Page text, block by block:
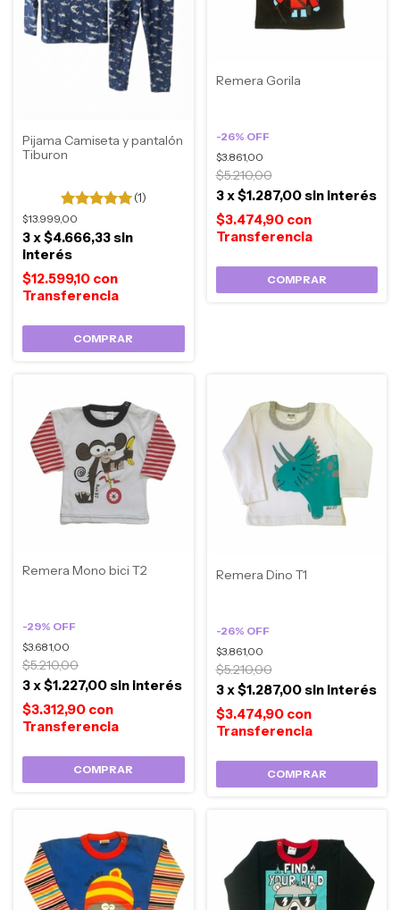
Pijama Camiseta y pantalón
Tiburon
(1)
$13.999,00
$12.599,10 con
3x$4.666,33sin
interés
COMPRAR
Remera Gorila
-26% OFF
$3.861,00
$5.210,00
$3.474,90 con
3x$1.287,00sin interés
COMPRAR
Remera Mono bici T2
-29% OFF
$3.681,00
$5.210,00
$3.312,90 con
3x$1.227,00sin interés
COMPRAR
Remera Dino T1
-26% OFF
$3.861,00
$5.210,00
$3.474,90 con
3 x$1.287,00sin interés
COMPRAR